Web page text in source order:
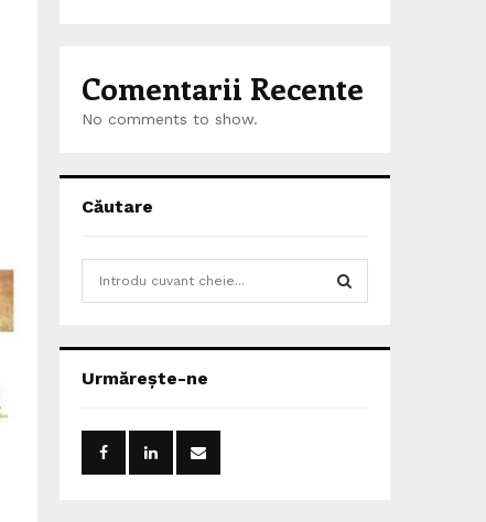
Comentarii Recente
No comments to show.
Căutare
h
o
:
Urmărește-ne